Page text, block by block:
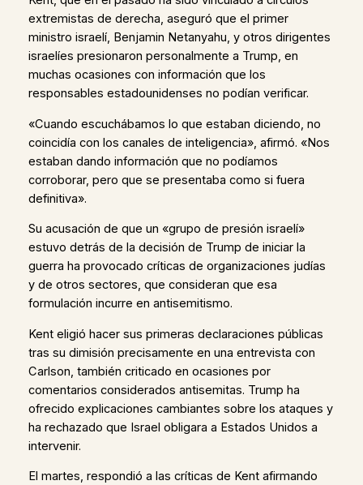
extremistas de derecha, aseguró que el primer
ministro israelí, Benjamin Netanyahu, y otros dirigentes
israelíes presionaron personalmente a Trump, en
muchas ocasiones con información que los
responsables estadounidenses no podían verificar.
«Cuando escuchábamos lo que estaban diciendo, no
coincidía con los canales de inteligencia», afirmó. «Nos
estaban dando información que no podíamos
corroborar, pero que se presentaba como si fuera
definitiva».
Su acusación de que un «grupo de presión israelí»
estuvo detrás de la decisión de Trump de iniciar la
guerra ha provocado críticas de organizaciones judías
y de otros sectores, que consideran que esa
formulación incurre en antisemitismo.
Kent eligió hacer sus primeras declaraciones públicas
tras su dimisión precisamente en una entrevista con
Carlson, también criticado en ocasiones por
comentarios considerados antisemitas. Trump ha
ofrecido explicaciones cambiantes sobre los ataques y
ha rechazado que Israel obligara a Estados Unidos a
intervenir.
El martes, respondió a las críticas de Kent afirmando